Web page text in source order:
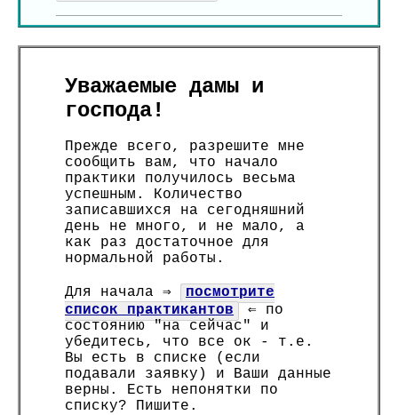
Уважаемые дамы и
господа!
Прежде всего, разрешите мне
сообщить вам, что начало
практики получилось весьма
успешным. Количество
записавшихся на сегодняшний
день не много, и не мало, а
как раз достаточное для
нормальной работы.
Для начала ⇒
посмотрите
список практикантов
⇐ по
состоянию "на сейчас" и
убедитесь, что все ок - т.е.
Вы есть в списке (если
подавали заявку) и Ваши данные
верны. Есть непонятки по
списку? Пишите.